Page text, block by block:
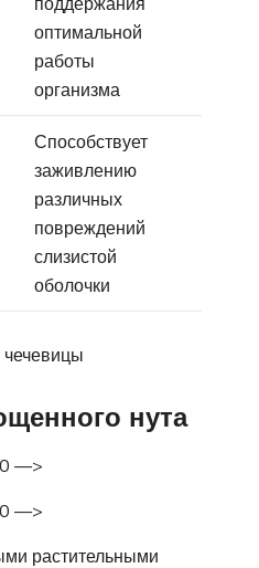
оптимальной
работы
организма
Способствует
заживлению
различных
повреждений
слизистой
оболочки
нута
—>
—>
растительными